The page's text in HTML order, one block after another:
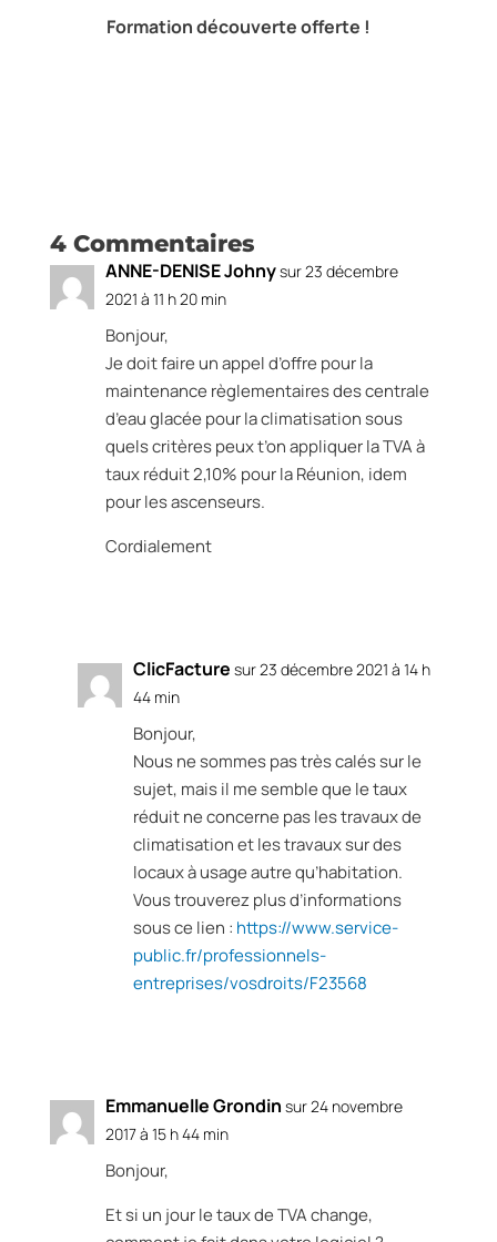
Formation découverte offerte !
4 Commentaires
ANNE-DENISE Johnysur 23 décembre
2021 à 11 h 20 min
Bonjour,
Je doit faire un appel d’offre pour la
maintenance règlementaires des centrale
d’eau glacée pour la climatisation sous
quels critères peux t’on appliquer la TVA à
taux réduit 2,10% pour la Réunion, idem
pour les ascenseurs.
Cordialement
ClicFacture sur 23 décembre 2021 à 14 h
44 min
Bonjour,
Nous ne sommes pas très calés sur le
sujet, mais il me semble que le taux
réduit ne concerne pas les travaux de
climatisation et les travaux sur des
locaux à usage autre qu’habitation.
Vous trouverez plus d’informations
sous ce lien : https://www.service-
public.fr/professionnels-
entreprises/vosdroits/F23568
Emmanuelle Grondin sur 24 novembre
2017 à 15 h 44 min
Bonjour,
Et si un jour le taux de TVA change,